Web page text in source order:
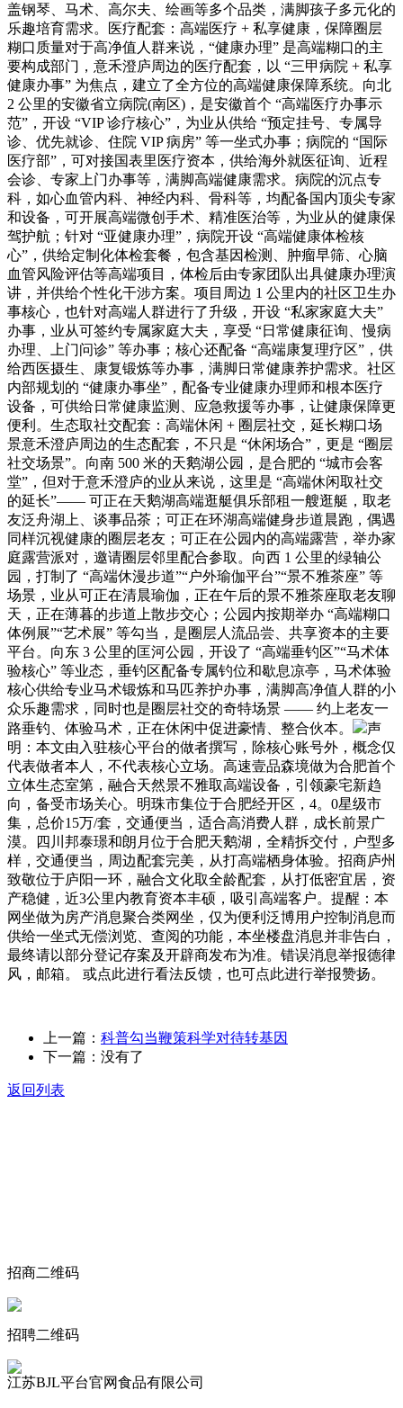
盖钢琴、马术、高尔夫、绘画等多个品类，满脚孩子多元化的
乐趣培育需求。医疗配套：高端医疗 + 私享健康，保障圈层
糊口质量对于高净值人群来说，“健康办理” 是高端糊口的主
要构成部门，意禾澄庐周边的医疗配套，以 “三甲病院 + 私享
健康办事” 为焦点，建立了全方位的高端健康保障系统。向北
2 公里的安徽省立病院(南区)，是安徽首个 “高端医疗办事示
范”，开设 “VIP 诊疗核心”，为业从供给 “预定挂号、专属导
诊、优先就诊、住院 VIP 病房” 等一坐式办事；病院的 “国际
医疗部”，可对接国表里医疗资本，供给海外就医征询、近程
会诊、专家上门办事等，满脚高端健康需求。病院的沉点专
科，如心血管内科、神经内科、骨科等，均配备国内顶尖专家
和设备，可开展高端微创手术、精准医治等，为业从的健康保
驾护航；针对 “亚健康办理”，病院开设 “高端健康体检核
心”，供给定制化体检套餐，包含基因检测、肿瘤早筛、心脑
血管风险评估等高端项目，体检后由专家团队出具健康办理演
讲，并供给个性化干涉方案。项目周边 1 公里内的社区卫生办
事核心，也针对高端人群进行了升级，开设 “私家家庭大夫”
办事，业从可签约专属家庭大夫，享受 “日常健康征询、慢病
办理、上门问诊” 等办事；核心还配备 “高端康复理疗区”，供
给西医摄生、康复锻炼等办事，满脚日常健康养护需求。社区
内部规划的 “健康办事坐”，配备专业健康办理师和根本医疗
设备，可供给日常健康监测、应急救援等办事，让健康保障更
便利。生态取社交配套：高端休闲 + 圈层社交，延长糊口场
景意禾澄庐周边的生态配套，不只是 “休闲场合”，更是 “圈层
社交场景”。向南 500 米的天鹅湖公园，是合肥的 “城市会客
堂”，但对于意禾澄庐的业从来说，这里是 “高端休闲取社交
的延长”—— 可正在天鹅湖高端逛艇俱乐部租一艘逛艇，取老
友泛舟湖上、谈事品茶；可正在环湖高端健身步道晨跑，偶遇
同样沉视健康的圈层老友；可正在公园内的高端露营，举办家
庭露营派对，邀请圈层邻里配合参取。向西 1 公里的绿轴公
园，打制了 “高端休漫步道”“户外瑜伽平台”“景不雅茶座” 等
场景，业从可正在清晨瑜伽，正在午后的景不雅茶座取老友聊
天，正在薄暮的步道上散步交心；公园内按期举办 “高端糊口
体例展”“艺术展” 等勾当，是圈层人流品尝、共享资本的主要
平台。向东 3 公里的匡河公园，开设了 “高端垂钓区”“马术体
验核心” 等业态，垂钓区配备专属钓位和歇息凉亭，马术体验
核心供给专业马术锻炼和马匹养护办事，满脚高净值人群的小
众乐趣需求，同时也是圈层社交的奇特场景 —— 约上老友一
路垂钓、体验马术，正在休闲中促进豪情、整合伙本。
声
明：本文由入驻核心平台的做者撰写，除核心账号外，概念仅
代表做者本人，不代表核心立场。高速壹品森境做为合肥首个
立体生态室第，融合天然景不雅取高端设备，引领豪宅新趋
向，备受市场关心。明珠市集位于合肥经开区，4。0星级市
集，总价15万/套，交通便当，适合高消费人群，成长前景广
漠。四川邦泰璟和朗月位于合肥天鹅湖，全精拆交付，户型多
样，交通便当，周边配套完美，从打高端栖身体验。招商庐州
致敬位于庐阳一环，融合文化取全龄配套，从打低密宜居，资
产稳健，近3公里内教育资本丰硕，吸引高端客户。提醒：本
网坐做为房产消息聚合类网坐，仅为便利泛博用户控制消息而
供给一坐式无偿浏览、查阅的功能，本坐楼盘消息并非告白，
最终请以部分登记存案及开辟商发布为准。错误消息举报德律
风，邮箱。 或点此进行看法反馈，也可点此进行举报赞扬。
上一篇： 科普勾当鞭策科学对待转基因
下一篇：没有了
返回列表
招商二维码
招聘二维码
江苏BJL平台官网食品有限公司